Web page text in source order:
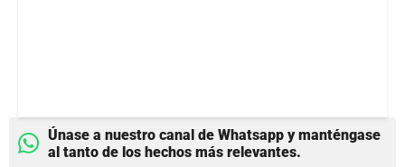
Únase a nuestro canal de Whatsapp y manténgase
al tanto de los hechos más relevantes.